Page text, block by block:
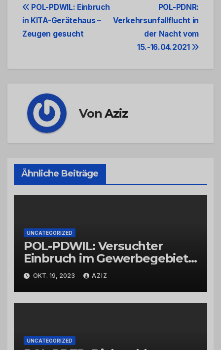
Beitrags-
Navigation
POL-PDNR:
Verkehrsunfallflucht in
der Nacht vom
15.-16.04.2021
POL-PDWIL: Einbruch
in KITA-Gerätehaus –
Zeugen gesucht
VonAziz
Ähnliche Beiträge
UNCATEGORIZED
POL-PDWIL: Versuchter
Einbruch im Gewerbegebiet
Wittlich
OKT. 19, 2023 AZIZ
UNCATEGORIZED